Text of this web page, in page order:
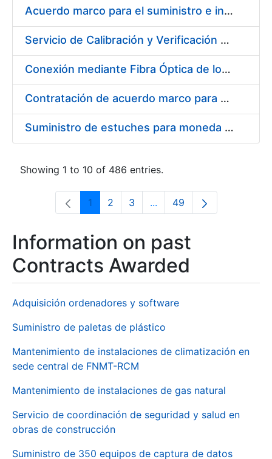
Acuerdo marco para el suministro e instalación de persianas, estores y otros complementos
Servicio de Calibración y Verificación Externa de los Equipos de Medición del Servicio de Prevención de la FNMT-RCM
Conexión mediante Fibra Óptica de los Centros de Proceso de Datos (CPDs) de las sedes de la FNMT-RCM de Burgos y Madrid
Contratación de acuerdo marco para el Suministro de Material de Electricidad para la Fábrica Nacional de Moneda y Timbre-Real Casa de la Moneda en su centro de trabajo de Burgos
Suministro de estuches para moneda de 30 €
Showing 1 to 10 of 486 entries.
Page
1 Page
2 Page
3 ...Intermediate Pages Use
Page
49
Information on past
Contracts Awarded
Adquisición ordenadores y software
Suministro de paletas de plástico
Mantenimiento de instalaciones de climatización en
sede central de FNMT-RCM
Mantenimiento de instalaciones de gas natural
Servicio de coordinación de seguridad y salud en
obras de construcción
Suministro de 350 equipos de captura de datos